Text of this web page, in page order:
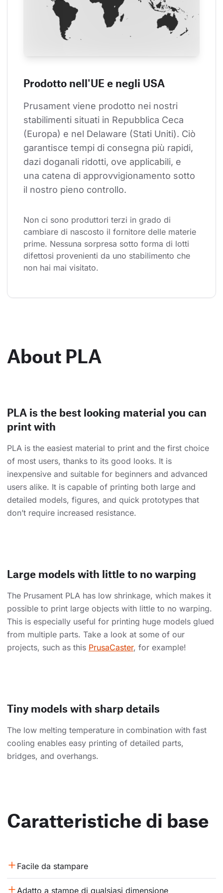
Prodotto nell'UE e negli USA
Prusament viene prodotto nei nostri
stabilimenti situati in Repubblica Ceca
(Europa) e nel Delaware (Stati Uniti). Ciò
garantisce tempi di consegna più rapidi,
dazi doganali ridotti, ove applicabili, e
una catena di approvvigionamento sotto
il nostro pieno controllo.
Non ci sono produttori terzi in grado di
cambiare di nascosto il fornitore delle materie
prime. Nessuna sorpresa sotto forma di lotti
difettosi provenienti da uno stabilimento che
non hai mai visitato.
About PLA
PLA is the best looking material you can
print with
PLA is the easiest material to print and the first choice
of most users, thanks to its good looks. It is
inexpensive and suitable for beginners and advanced
users alike. It is capable of printing both large and
detailed models, figures, and quick prototypes that
don’t require increased resistance.
Large models with little to no warping
The Prusament PLA has low shrinkage, which makes it
possible to print large objects with little to no warping.
This is especially useful for printing huge models glued
from multiple parts. Take a look at some of our
projects, such as this PrusaCaster, for example!
Tiny models with sharp details
The low melting temperature in combination with fast
cooling enables easy printing of detailed parts,
bridges, and overhangs.
Caratteristiche di base
Facile da stampare
Adatto a stampe di qualsiasi dimensione